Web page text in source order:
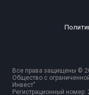
Все права защищены ©
Общество с
Инвест"
Регистрационный